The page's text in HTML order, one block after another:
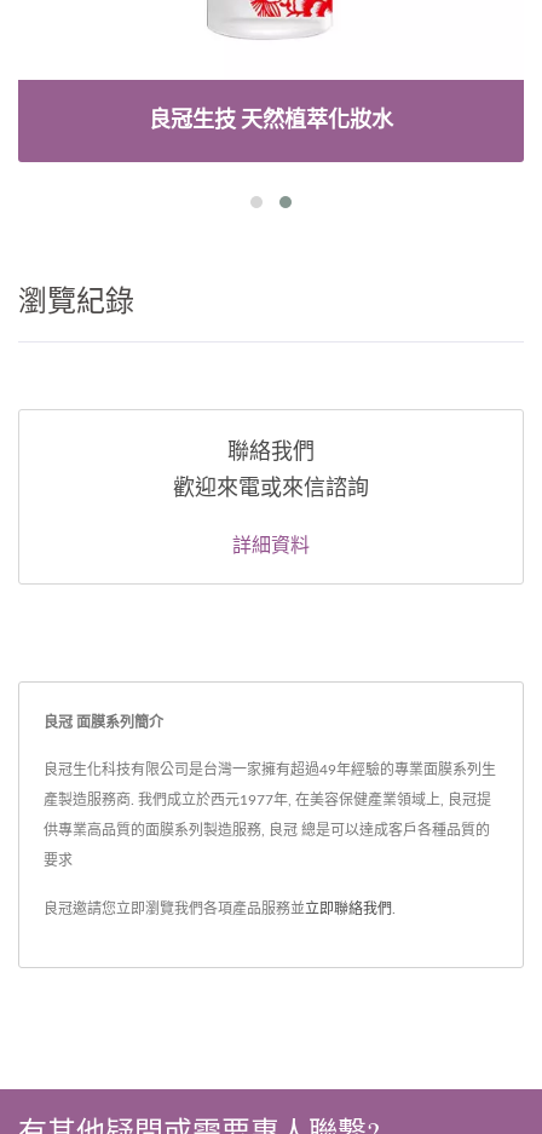
良冠生技 天然植萃化妝水
瀏覽紀錄
聯絡我們
歡迎來電或來信諮詢
詳細資料
良冠 面膜系列簡介
良冠生化科技有限公司是台灣一家擁有超過49年經驗的專業面膜系列生
產製造服務商. 我們成立於西元1977年, 在美容保健產業領域上, 良冠提
供專業高品質的面膜系列製造服務, 良冠 總是可以達成客戶各種品質的
要求
良冠邀請您立即瀏覽我們各項產品服務並立即聯絡我們